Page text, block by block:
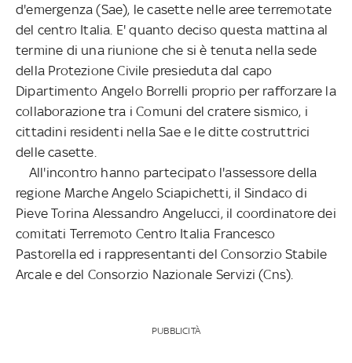
d'emergenza (Sae), le casette nelle aree terremotate
del centro Italia. E' quanto deciso questa mattina al
termine di una riunione che si è tenuta nella sede
della Protezione Civile presieduta dal capo
Dipartimento Angelo Borrelli proprio per rafforzare la
collaborazione tra i Comuni del cratere sismico, i
cittadini residenti nella Sae e le ditte costruttrici
delle casette.
All'incontro hanno partecipato l'assessore della
regione Marche Angelo Sciapichetti, il Sindaco di
Pieve Torina Alessandro Angelucci, il coordinatore dei
comitati Terremoto Centro Italia Francesco
Pastorella ed i rappresentanti del Consorzio Stabile
Arcale e del Consorzio Nazionale Servizi (Cns).
PUBBLICITÀ